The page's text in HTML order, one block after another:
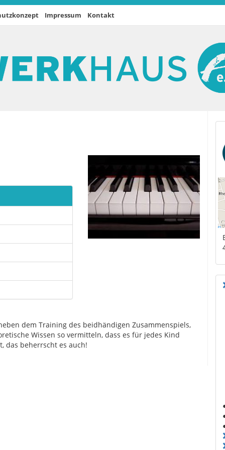
Impressum Kontakt
dem Training des beidhändigen Zusammenspiels,
Wissen so vermitteln, dass es für jedes Kind
das beherrscht es auch!